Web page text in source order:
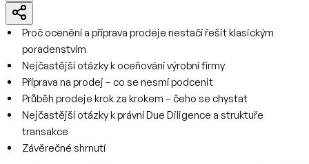
Proč ocenění a příprava prodeje nestačí řešit klasickým
poradenstvím
Nejčastější otázky k oceňování výrobní firmy
Příprava na prodej – co se nesmí podcenit
Průběh prodeje krok za krokem – čeho se chystat
Nejčastější otázky k právní Due Diligence a struktuře
transakce
Závěrečné shrnutí